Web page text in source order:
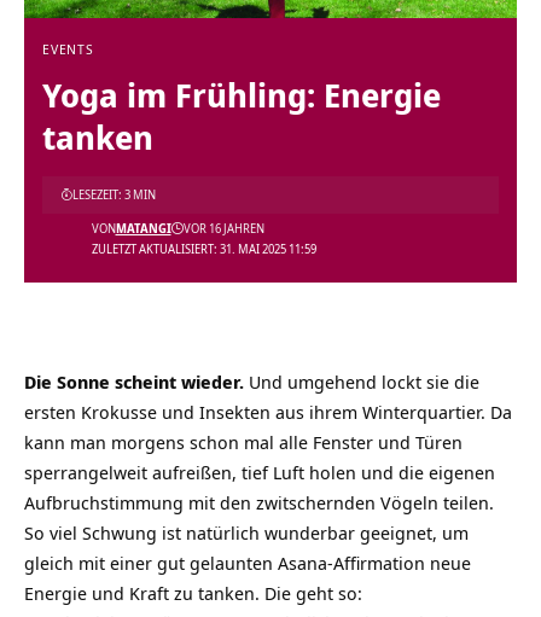
EVENTS
Yoga im Frühling: Energie
tanken
ZULETZT AKTUALISIERT: 31. MAI 2025 11:59
VONMATANGI VOR 16 JAHREN
LESEZEIT: 3 MIN
Die Sonne scheint wieder. Und umgehend lockt sie die
ersten Krokusse und Insekten aus ihrem Winterquartier. Da
kann man morgens schon mal alle Fenster und Türen
sperrangelweit aufreißen, tief Luft holen und die eigenen
Aufbruchstimmung mit den zwitschernden Vögeln teilen.
So viel Schwung ist natürlich wunderbar geeignet, um
gleich mit einer gut gelaunten Asana-Affirmation neue
Energie und Kraft zu tanken. Die geht so: